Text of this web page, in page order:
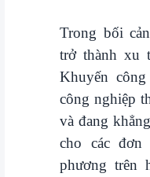
khuyến
Trong bối
trở thành xu
Khuyến
công nghiệp
và đang
cho các đơn
phương trên